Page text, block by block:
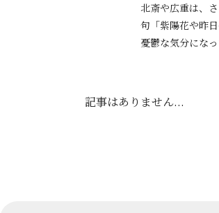
北斎や広重は、
句「紫陽花や昨
憂鬱な気分にな
記事はありません...